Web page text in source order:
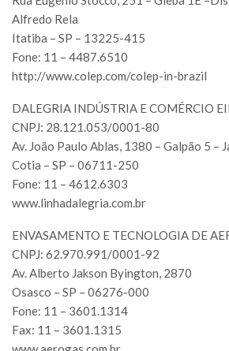
Alfredo Rela
Itatiba – SP – 13225-415
Fone: 11 – 4487.6510
http://www.colep.com/colep-in-brazil
DALEGRIA INDÚSTRIA E COMÉRCIO
CNPJ: 28.121.053/0001-80
Av. João Paulo Ablas, 1380 – Galpão 5 –
Cotia – SP – 06711-250
Fone: 11 – 4612.6303
www.linhadalegria.com.br
ENVASAMENTO E TECNOLOGIA DE
CNPJ: 62.970.991/0001-92
Av. Alberto Jakson Byington, 2870
Osasco – SP – 06276-000
Fone: 11 – 3601.1314
Fax: 11 – 3601.1315